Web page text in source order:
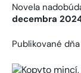
Novela
decembra
Publikované